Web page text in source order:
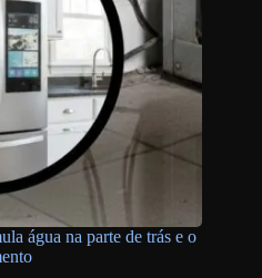
água na parte de trás e o